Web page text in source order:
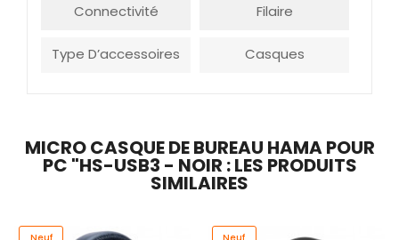
Connectivité Filaire
Type D’accessoires Casques
MICRO CASQUE DE BUREAU HAMA POUR
PC "HS-USB3 - NOIR : LES PRODUITS
SIMILAIRES